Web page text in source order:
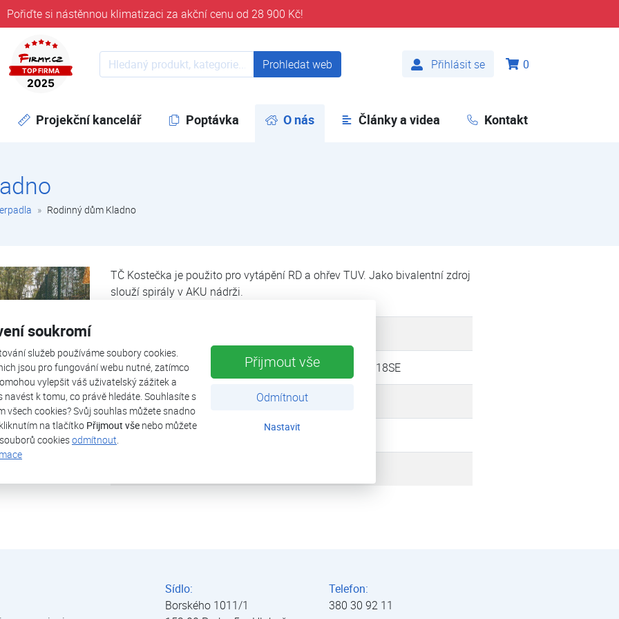
soukromí
služeb používáme soubory cookies.
jsou pro fungování webu nutné, zatímco
vylepšit váš uživatelský zážitek a
navést k tomu, co právě hledáte. Souhlasíte s
všech cookies? Svůj souhlas můžete snadno
na tlačítko Přijmout vše nebo můžete
cookiesodmítnout
Přijmout vše
Odmítnout
Nastavit
Pořiďte si nástěnnou klimatizaci za akční cenu od 28 900 Kč!
časem 32 let
Přihlásit se
0
Prohledat web Prohledat web
Projekční kancelář Poptávka O nás (aktuální)Články a videa Kontakt
Rodinný dům Kladno
TČ Kostečka je použito pro vytápění RD a ohřev TUV. Jako bivalentní zdroj
slouží spirály v AKU nádrži.
tepelné čerpadlo HP3AW 18SE
výkon (A2/W35)
Sídlo:
Borského 1011/1
Telefon:
380 30 92 11